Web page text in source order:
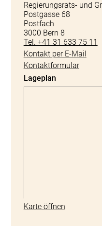
Regierungsrats- und
Postgasse 68
Postfach
3000 Bern 8
Tel. +41 31 633 75 11
Kontakt per E-Mail
Kontaktformular
Lageplan
Karte öffnen